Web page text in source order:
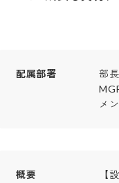
配属部署
部
メ
概要
【